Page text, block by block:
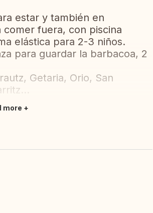
estar y también en
fuera, con piscina
elástica para 2-3 niños.
para guardar la barbacoa, 2
Getaria, Orio, San
more